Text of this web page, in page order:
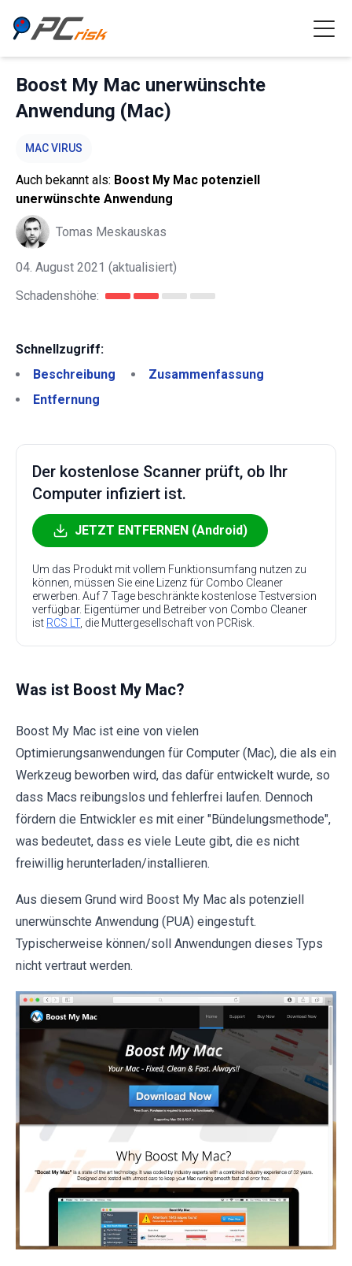
Boost My Mac unerwünschte
Anwendung (Mac)
MAC VIRUS
Auch bekannt als: Boost My Mac potenziell
unerwünschte Anwendung
Tomas Meskauskas
04. August 2021 (aktualisiert)
Schadenshöhe:
Schnellzugriff:
Beschreibung
Zusammenfassung
Entfernung
Der kostenlose Scanner prüft, ob Ihr
Computer infiziert ist.
JETZT ENTFERNEN (Android)
Um das Produkt mit vollem Funktionsumfang nutzen zu
können, müssen Sie eine Lizenz für Combo Cleaner
erwerben. Auf 7 Tage beschränkte kostenlose Testversion
verfügbar. Eigentümer und Betreiber von Combo Cleaner
ist RCS LT, die Muttergesellschaft von PCRisk.
Was ist Boost My Mac?
Boost My Mac ist eine von vielen
Optimierungsanwendungen für Computer (Mac), die als ein
Werkzeug beworben wird, das dafür entwickelt wurde, so
dass Macs reibungslos und fehlerfrei laufen. Dennoch
fördern die Entwickler es mit einer "Bündelungsmethode",
was bedeutet, dass es viele Leute gibt, die es nicht
freiwillig herunterladen/installieren.
Aus diesem Grund wird Boost My Mac als potenziell
unerwünschte Anwendung (PUA) eingestuft.
Typischerweise können/soll Anwendungen dieses Typs
nicht vertraut werden.